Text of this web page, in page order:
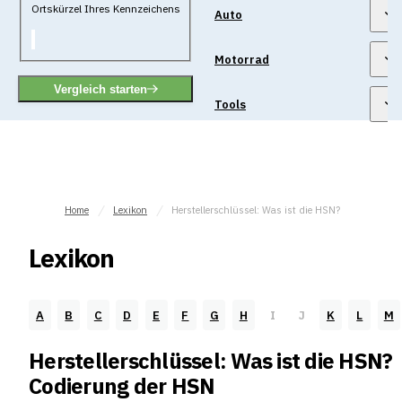
Auto
Motorrad
Tools
Ortskürzel Ihres Kennzeichens
Vergleich starten
Home Lexikon Herstellerschlüssel: Was ist die HSN?
Lexikon
A B C D E F G H I J K L M
Herstellerschlüssel: Was ist die HSN?
Codierung der HSN